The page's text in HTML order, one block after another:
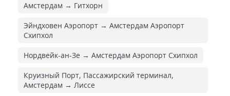
Амстердам → Гитхорн
Эйндховен Аэропорт → Амстердам Аэропорт
Схипхол
Нордвейк-ан-Зе → Амстердам Аэропорт Схипхол
Круизный Порт, Пассажирский терминал,
Амстердам → Лиссе